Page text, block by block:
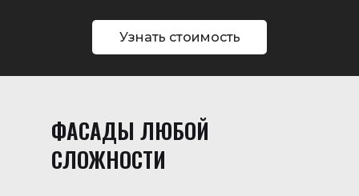
Узнать стоимость
ФАСАДЫ ЛЮБОЙ
СЛОЖНОСТИ